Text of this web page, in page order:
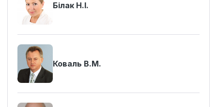
Білак Н.І.
Коваль В.М.